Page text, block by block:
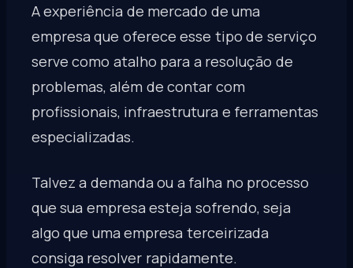
A experiência de mercado de uma
empresa que oferece esse tipo de serviço
serve como atalho para a resolução de
problemas, além de contar com
profissionais, infraestrutura e ferramentas
especializadas.
Talvez a demanda ou a falha no processo
que sua empresa esteja sofrendo, seja
algo que uma empresa terceirizada
consiga resolver rapidamente.